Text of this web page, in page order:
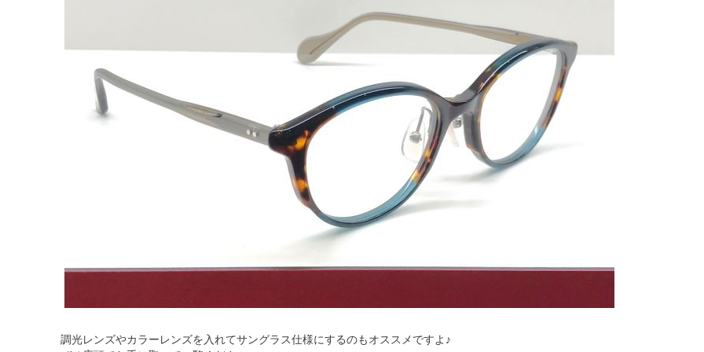
調光レンズやカラーレンズを入れてサングラス仕様にするのもオススメですよ♪